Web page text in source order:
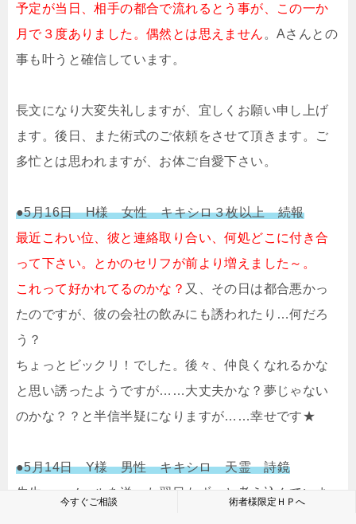
予定が当日、相手の都合で流れるとう事が、この一か
月で３度ありました。偶然とは思えません 。Aさんとの
事も叶うと確信しています。
長文になり大変失礼しますが、宜しくお願い申し上げ
ます。後日、また術式のご依頼をさせて頂きます。ご
多忙とは思われますが、お体ご自愛下さい。
●5月16日 H様 女性 キキシロ３枚以上 続報
最近こわい位、彼と連絡取り合い、何処どこに付き合
って下さい。とかのセリフが前より増えました～。
これって好かれてるのかな？ 又、その日は都合悪かっ
たのですが、彼の会社の飲みにも誘われたり…何だろ
う？
ちょっとビックリ！でした。後々、仲良くなれるかな
と思い誘ったようですが……大丈夫かな？夢じゃない
のかな？？と半信半疑になりますが……幸せです★
●5月14日 Y様 男性 キキシロ 天霊 詩鏡
先生へ。メールを送った翌日もずっと考え込んでいま
今すぐご相談 術者様限定ＨＰへ